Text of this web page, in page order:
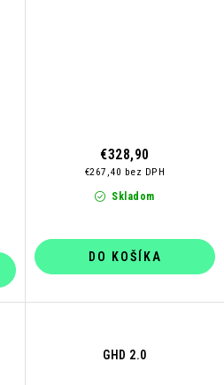
Skladom
€267,40 bez DPH
€328,90
DO KOŠÍKA
GHD 2.0